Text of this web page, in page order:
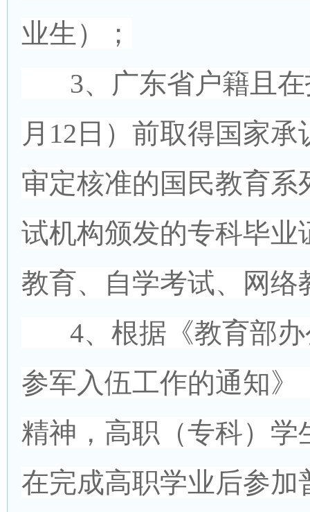
业生）；
3、广东省户籍且在
月12日）前取得国家
审定核准的国民教育
试机构颁发的专科毕
教育、自学考试、网络
4、根据《教育部办
参军入伍工作的通知》
精神，高职（专科）
在完成高职学业后参